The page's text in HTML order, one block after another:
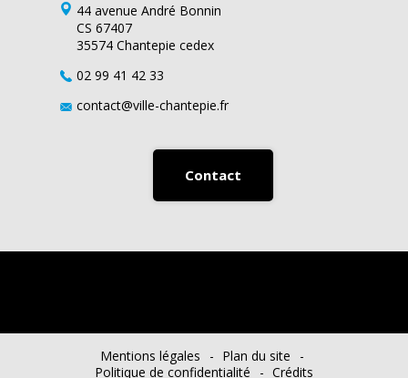
44 avenue André Bonnin
CS 67407
35574 Chantepie cedex
02 99 41 42 33
contact@ville-chantepie.fr
Contact
Mentions légales
Plan du site
Politique de confidentialité
Crédits